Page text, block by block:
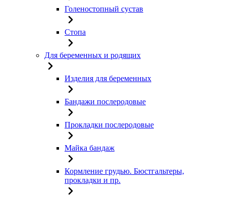
Голеностопный сустав
Стопа
Для беременных и родящих
Изделия для беременных
Бандажи послеродовые
Прокладки послеродовые
Майка бандаж
Кормление грудью. Бюстгальтеры,
прокладки и пр.